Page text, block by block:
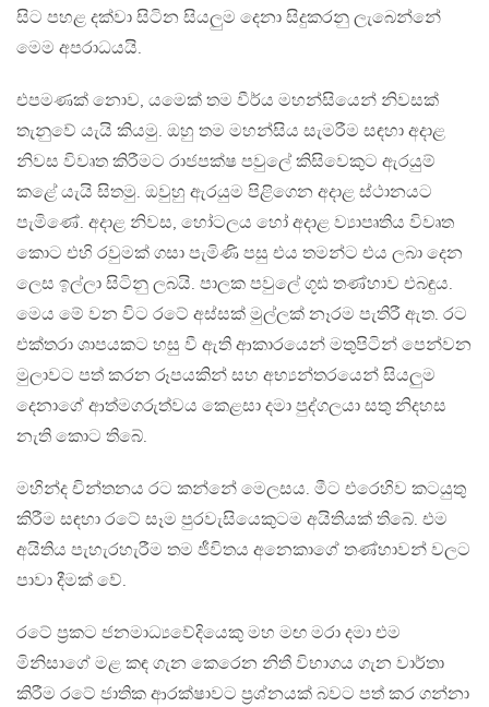
සිට පහළ දක්වා සිටින සියලුම දෙනා සිදුකරනු ලැබෙන්නේ
මෙම අපරාධයයි.
එපමණක් නොව, යමෙක් තම වීර්ය මහන්සියෙන් නිවසක්
තැනුවේ යැයි කියමු. ඔහු තම මහන්සිය සැමරීම සඳහා අදාළ
නිවස විවෘත කිරීමට රාජපක්ෂ පවුලේ කිසිවෙකුට ඇරයුම්
කළේ යැයි සිතමු. ඔවුහු ඇරයුම පිළිගෙන අදාළ ස්ථානයට
පැමිණේ. අදාළ නිවස, හෝටලය හෝ අදාළ ව්‍යාපෘතිය විවෘත
කොට එහි රවුමක් ගසා පැමිණි පසු එය තමන්ට එය ලබා දෙන
ලෙස ඉල්ලා සිටිනු ලබයි. පාලක පවුලේ ගූඪ තණ්හාව එබඳුය.
මෙය මේ වන විට රටේ අස්සක් මුල්ලක් නෑරම පැතිරී ඇත. රට
එක්තරා ශාපයකට හසු වී ඇති ආකාරයෙන් මතුපිටින් පෙන්වන
මුලාවට පත් කරන රූපයකින් සහ අභ්‍යන්තරයෙන් සියලුම
දෙනාගේ ආත්මගරුත්වය කෙළසා දමා පුද්ගලයා සතු නිදහස
නැති කොට තිබේ.
මහින්ද චින්තනය රට කන්නේ මෙලසය. මීට එරෙහිව කටයුතු
කිරීම සඳහා රටේ සෑම පුරවැසියෙකුටම අයිතියක් තිබේ. එම
අයිතිය පැහැරහැරීම තම ජීවිතය අනෙකාගේ තණ්හාවන් වලට
පාවා දීමක් වේ.
රටේ ප්‍රකට ජනමාධ්‍යවේදියෙකු මහ මඟ මරා දමා එම
මිනිසාගේ මළ කඳ ගැන කෙරෙන නිතී විභාගය ගැන වාර්තා
කිරීම රටේ ජාතික ආරක්ෂාවට ප්‍රශ්නයක් බවට පත් කර ගන්නා